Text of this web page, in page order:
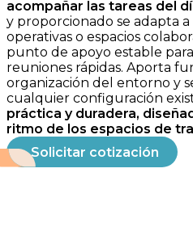
acompañar las tareas del
y proporcionado se adapta a
operativas o espacios
punto de apoyo estable
reuniones rápidas. Aporta
organización del entorno y
cualquier configuración
práctica y duradera,
ritmo de los espacios de
Solicitar cotización